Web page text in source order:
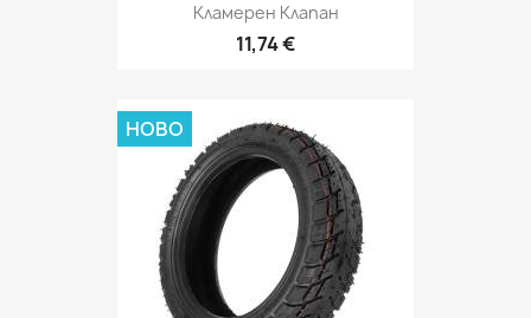
Кламерен Клапан
11,74 €
НОВО